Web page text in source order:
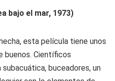
bajo el mar, 1973)
esta película tiene unos
Científicos
buceadores, un